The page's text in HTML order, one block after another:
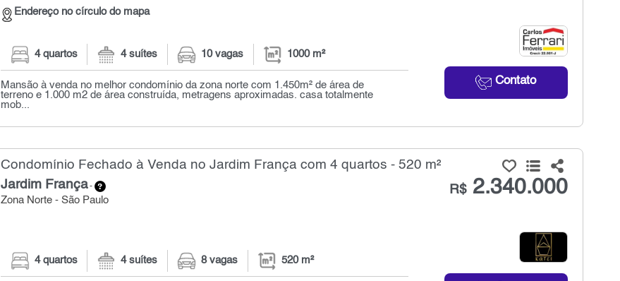
Endereço no círculo do mapa
Contato
4 quartos 4 suítes 10 vagas 1000 m²
Mansão à venda no melhor condomínio da zona norte com 1.450m² de área de
terreno e 1.000 m2 de área construída, metragens aproximadas. casa totalmente
mob...
Condomínio Fechado à Venda no Jardim França com 4 quartos - 520 m²
Jardim França-
Zona Norte - São Paulo
R$2.340.000
4 quartos 4 suítes 8 vagas 520 m²